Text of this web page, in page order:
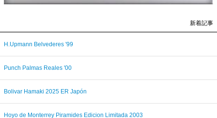
新着記事
H.Upmann Belvederes '99
Punch Palmas Reales '00
Bolivar Hamaki 2025 ER Japón
Hoyo de Monterrey Piramides Edicion Limitada 2003